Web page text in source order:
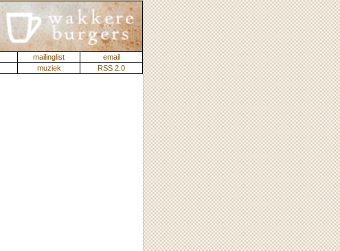
mailinglist
email
muziek RSS 2.0